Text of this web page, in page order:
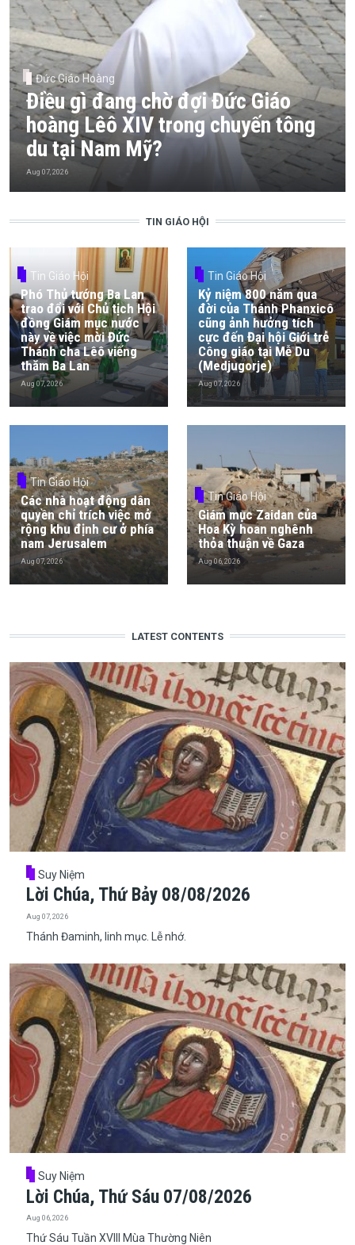
Đức Giáo Hoàng
Điều gì đang chờ đợi Đức Giáo
hoàng Lêô XIV trong chuyến tông
du tại Nam Mỹ?
Aug 07, 2026
TIN GIÁO HỘI
Tin Giáo Hội
Phó Thủ tướng Ba Lan
trao đổi với Chủ tịch Hội
đồng Giám mục nước
này về việc mời Đức
Thánh cha Lêô viếng
thăm Ba Lan
Aug 07, 2026
Tin Giáo Hội
Kỷ niệm 800 năm qua
đời của Thánh Phanxicô
cũng ảnh hưởng tích
cực đến Đại hội Giới trẻ
Công giáo tại Mễ Du
(Medjugorje)
Aug 07, 2026
Tin Giáo Hội
Các nhà hoạt động dân
quyền chỉ trích việc mở
rộng khu định cư ở phía
nam Jerusalem
Aug 07, 2026
Tin Giáo Hội
Giám mục Zaidan của
Hoa Kỳ hoan nghênh
thỏa thuận về Gaza
Aug 06, 2026
LATEST CONTENTS
Suy Niệm
Lời Chúa, Thứ Bảy 08/08/2026
Aug 07, 2026
Thánh Đaminh, linh mục. Lễ nhớ.
Suy Niệm
Lời Chúa, Thứ Sáu 07/08/2026
Aug 06, 2026
Thứ Sáu Tuần XVIII Mùa Thường Niên